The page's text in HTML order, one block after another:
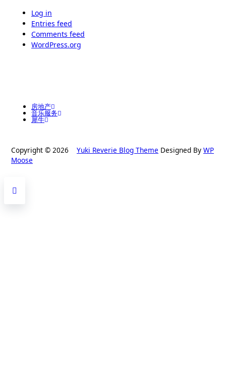
Log in
Entries feed
Comments feed
WordPress.org
房地产
音乐服务
犀牛
Copyright © 2026 Yuki Reverie Blog Theme Designed By WP
Moose